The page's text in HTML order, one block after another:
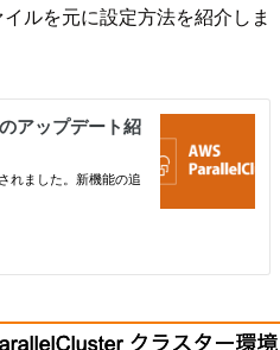
ルを元に設定方法を紹介しま